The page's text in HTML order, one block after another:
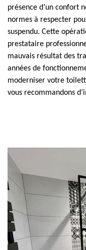
présence d’un confort
normes à respecter
suspendu. Cette
prestataire
mauvais résultat des
années de
moderniser votre
vous recommandons